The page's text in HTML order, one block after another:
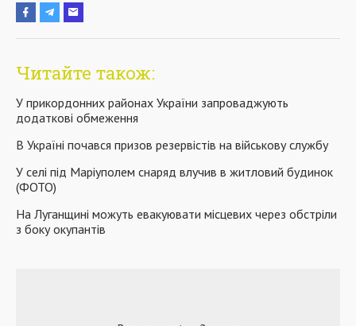
Читайте також:
У прикордонних районах України запроваджують
додаткові обмеження
В Україні почався призов резервістів на військову службу
У селі під Маріуполем снаряд влучив в житловий будинок
(ФОТО)
На Луганщині можуть евакуювати місцевих через обстріли
з боку окупантів